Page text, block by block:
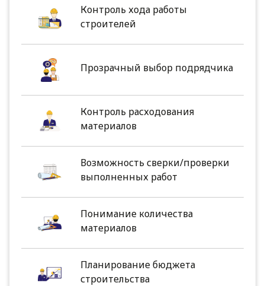
Контроль хода работы
строителей
Прозрачный выбор подрядчика
Контроль расходования
материалов
Возможность сверки/проверки
выполненных работ
Понимание количества
материалов
Планирование бюджета
строительства